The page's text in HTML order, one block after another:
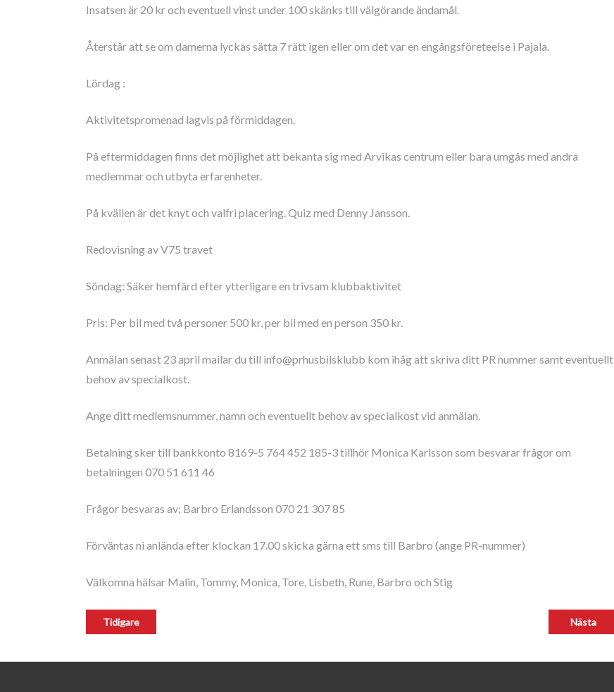
Insatsen är 20 kr och eventuell vinst under 100 skänks till välgörande ändamål.
Återstår att se om damerna lyckas sätta 7 rätt igen eller om det var en engångsföreteelse i Pajala.
Lördag :
Aktivitetspromenad lagvis på förmiddagen.
På eftermiddagen finns det möjlighet att bekanta sig med Arvikas centrum eller bara umgås med andra
medlemmar och utbyta erfarenheter.
På kvällen är det knyt och valfri placering. Quiz med Denny Jansson.
Redovisning av V75 travet
Söndag: Säker hemfärd efter ytterligare en trivsam klubbaktivitet
Pris: Per bil med två personer 500 kr, per bil med en person 350 kr.
Anmälan senast 23 april mailar du till info@prhusbilsklubb kom ihåg att skriva ditt PR nummer samt eventuellt
behov av specialkost.
Ange ditt medlemsnummer, namn och eventuellt behov av specialkost vid anmälan.
Betalning sker till bankkonto 8169-5 764 452 185-3 tillhör Monica Karlsson som besvarar frågor om
betalningen 070 51 611 46
Frågor besvaras av: Barbro Erlandsson 070 21 307 85
Förväntas ni anlända efter klockan 17.00 skicka gärna ett sms till Barbro (ange PR-nummer)
Välkomna hälsar Malin, Tommy, Monica, Tore, Lisbeth, Rune, Barbro och Stig